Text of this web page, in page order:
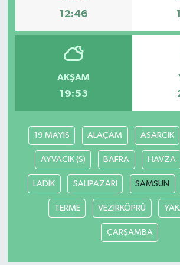
12:46
AKŞAM
19:53
19 MAYIS ALAÇAM ASARCIK
AYVACIK (S) BAFRA HAVZA
LADİK SALIPAZARI SAMSUN
TERME VEZİRKÖPRÜ
ÇARŞAMBA